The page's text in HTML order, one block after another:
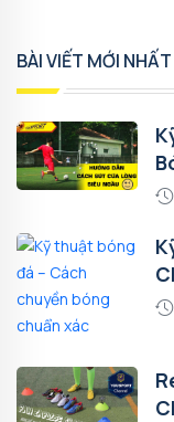
BÀI VIẾT MỚI NHẤT